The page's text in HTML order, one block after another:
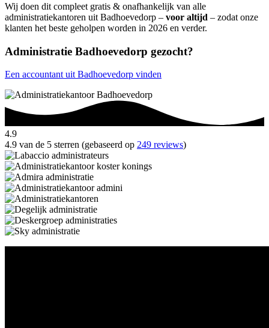
Wij doen dit compleet gratis & onafhankelijk van alle
administratiekantoren uit Badhoevedorp – voor altijd – zodat onze
klanten het beste geholpen worden in 2026 en verder.
Administratie Badhoevedorp gezocht?
Een accountant uit Badhoevedorp vinden
4.9
4.9 van de 5 sterren (gebaseerd op 249 reviews)